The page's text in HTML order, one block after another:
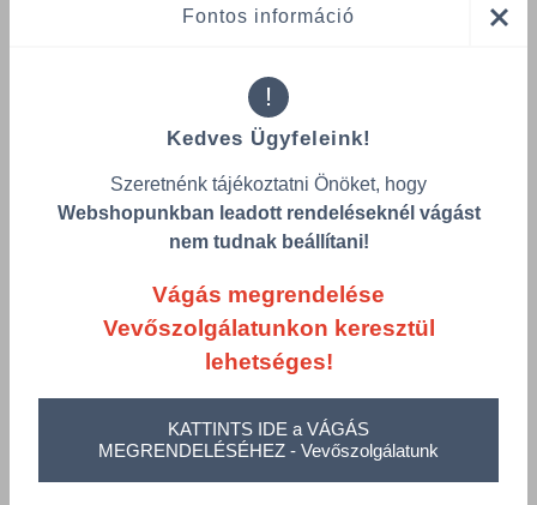
Összes termék (a rendezéshez - SZŰRÉS - kattints a lenti
kategóriákra)
Termékek oldalanként
grid.filter.title.mobile
Visszaállítás
Szélesség
Szín
Fontos információ
!
Kedves Ügyfeleink!
Szeretnénk tájékoztatni Önöket, hogy
Webshopunkban leadott rendeléseknél vágást
nem tudnak beállítani!
Vágás megrendelése
Vevőszolgálatunkon keresztül
lehetséges!
KATTINTS IDE a VÁGÁS
MEGRENDELÉSÉHEZ - Vevőszolgálatunk